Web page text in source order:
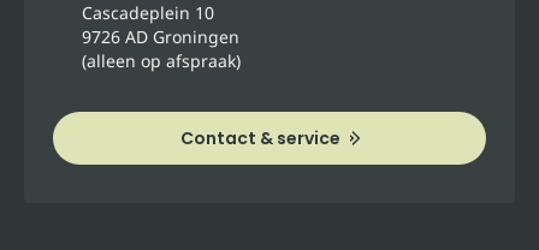
Cascadeplein 10
9726 AD Groningen
(alleen op afspraak)
Contact & service